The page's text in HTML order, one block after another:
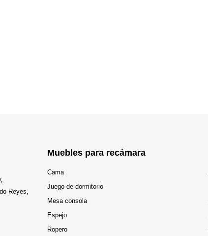
Reyes,
Muebles para recámara
Cama
Juego de dormitorio
Mesa consola
Espejo
Ropero